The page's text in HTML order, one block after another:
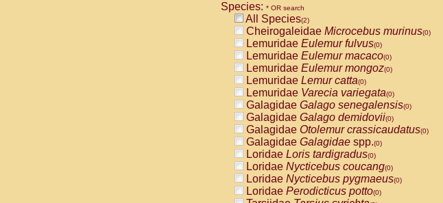
Species: * OR search
All Species(2)
Cheirogaleidae Microcebus murinus(0)
Lemuridae Eulemur fulvus(0)
Lemuridae Eulemur macaco(0)
Lemuridae Eulemur mongoz(0)
Lemuridae Lemur catta(0)
Lemuridae Varecia variegata(0)
Galagidae Galago senegalensis(0)
Galagidae Galago demidovii(0)
Galagidae Otolemur crassicaudatus(0)
Galagidae Galagidae spp.(0)
Loridae Loris tardigradus(0)
Loridae Nycticebus coucang(0)
Loridae Nycticebus pygmaeus(0)
Loridae Perodicticus potto(0)